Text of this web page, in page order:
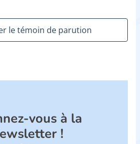
le témoin de parution
vous à la
!